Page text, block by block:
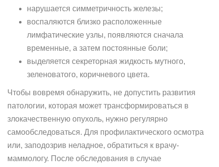
нарушается симметричность железы;
воспаляются близко расположенные
лимфатические узлы, появляются сначала
временные, а затем постоянные боли;
выделяется секреторная жидкость мутного,
зеленоватого, коричневого цвета.
Чтобы вовремя обнаружить, не допустить развития
патологии, которая может трансформироваться в
злокачественную опухоль, нужно регулярно
самообследоваться. Для профилактического осмотра
или, заподозрив неладное, обратиться к врачу-
маммологу. После обследования в случае